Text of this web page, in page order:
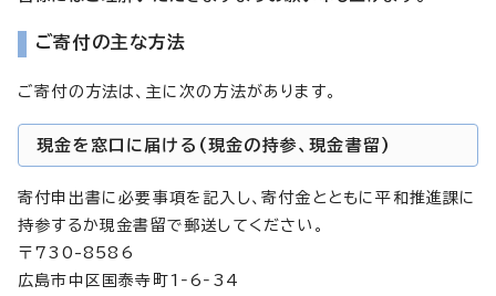
ご寄付の主な方法
ご寄付の方法は、主に次の方法があります。
現金を窓口に届ける(現金の持参、現金書留)
寄付申出書に必要事項を記入し、寄付金とともに平和推進課に
持参するか現金書留で郵送してください。
〒730-8586
広島市中区国泰寺町1‐6‐34